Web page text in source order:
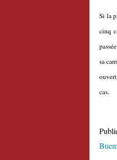
Si la
cinq
sa
cas.